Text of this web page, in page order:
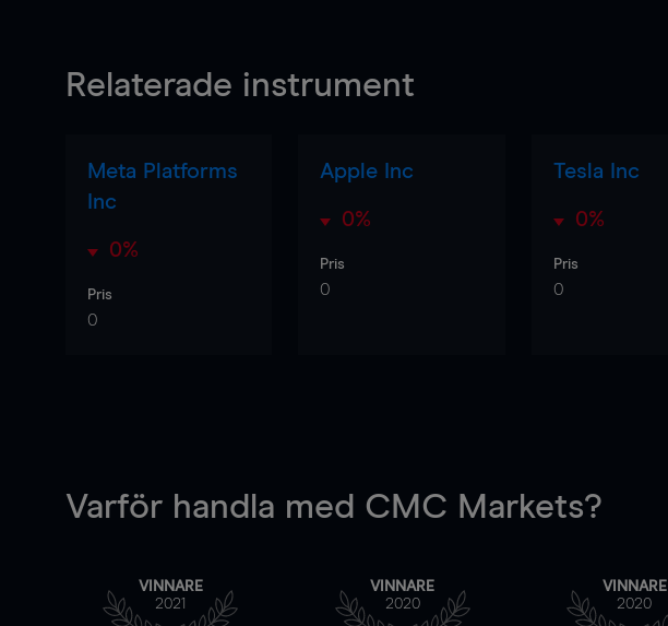
Relaterade instrument
Meta Platforms
Inc
0%
Pris
0
Apple Inc
0%
Pris
0
Tesla Inc
0%
Pris
0
Varför handla med CMC Markets?
VINNARE
2021
VINNARE
2020
VINNARE
2020